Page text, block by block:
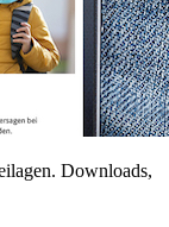
Downloads,